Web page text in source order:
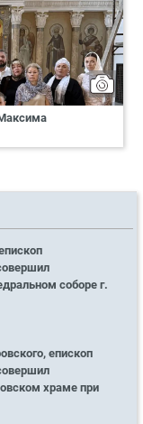
соборе г.
епископ
храме при